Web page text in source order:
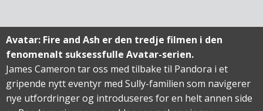
Avatar: Fire and Ash er den tredje filmen i den
fenomenalt suksessfulle Avatar-serien.
James Cameron tar oss med tilbake til Pandora i et
gripende nytt eventyr med Sully-familien som navigerer
nye utfordringer og introduseres for en helt annen side